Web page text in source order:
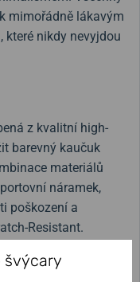
mimořádně lákavým
které nikdy nevyjdou
z kvalitní high-
barevný kaučuk
materiálů
náramek,
poškození a
Resistant.
švýcary